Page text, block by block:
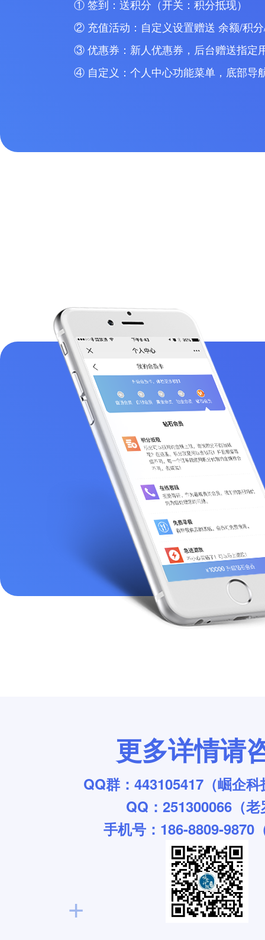
① 签到：送积分（开关：积分抵现）
② 充值活动：自定义设置赠送 余额/积
③ 优惠券：新人优惠券，后台赠送指定
④ 自定义：个人中心功能菜单，底部导
更多详情请
QQ群：443105417（崛企
QQ：251300066（老
手机号：186-8809-9870
+